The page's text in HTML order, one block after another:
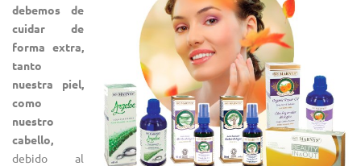
debemos de
cuidar de
forma extra,
tanto
nuestra piel,
como
nuestro
cabello,
debido al